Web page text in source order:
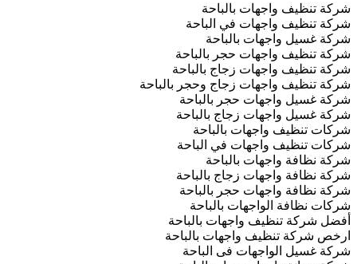
شركة تنظيف واجهات بالباحة
شركة تنظيف واجهات في الباحة
شركة غسيل واجهات بالباحة
شركة تنظيف واجهات حجر بالباحة
شركة تنظيف واجهات زجاج بالباحة
شركة تنظيف واجهات زجاج وحجر بالباحة
شركة غسيل واجهات حجر بالباحة
شركة غسيل واجهات زجاج بالباحة
شركات تنظيف واجهات بالباحة
شركات تنظيف واجهات في الباحة
شركة نظافة واجهات بالباحة
شركة نظافة واجهات زجاج بالباحة
شركة نظافة واجهات حجر بالباحة
شركات نظافة الواجهات بالباحة
أفضل شركة تنظيف واجهات بالباحة
ارخص شركة تنظيف واجهات بالباحة
شركة غسيل الواجهات فى الباحة